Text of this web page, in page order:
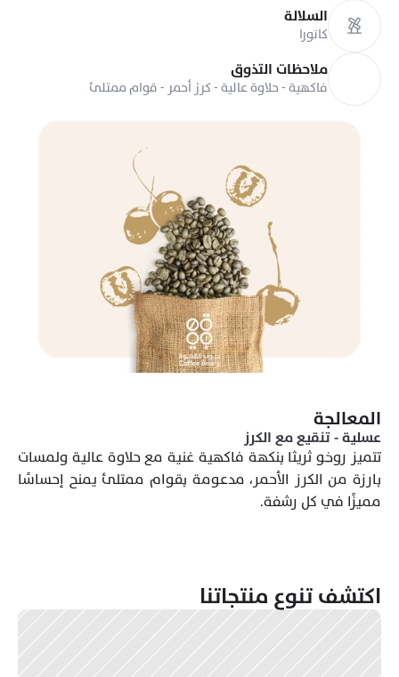
السلالة
كاتورا
ملاحظات التذوق
فاكهية - حلاوة عالية - كرز أحمر - قوام ممتلئ
المعالجة
عسلية - تنقيع مع الكرز
مميزًا في كل رشفة.
اكتشف تنوع منتجاتنا